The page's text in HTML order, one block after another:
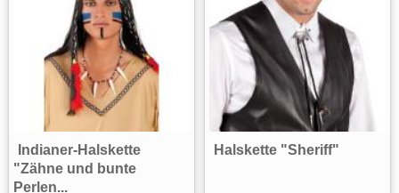
Indianer-Halskette
"Zähne und bunte
Perlen...
Halskette "Sheriff"